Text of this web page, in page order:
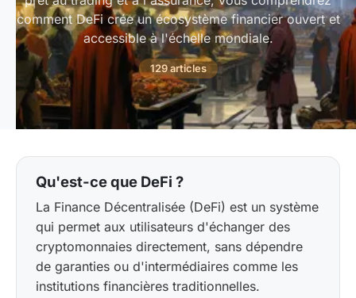
comment DeFi crée un écosystème financier ouvert et
accessible à l'échelle mondiale.
129 articles
Qu'est-ce que DeFi ?
La Finance Décentralisée (DeFi) est un système
qui permet aux utilisateurs d'échanger des
cryptomonnaies directement, sans dépendre
de garanties ou d'intermédiaires comme les
institutions financières traditionnelles.